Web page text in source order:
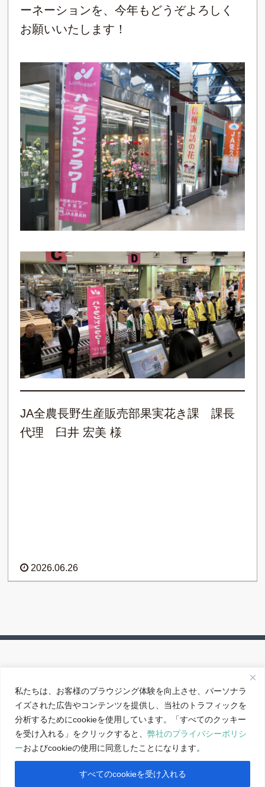
私たちは、お客様のブラウジング体験を向上させ、パーソナラ
イズされた広告やコンテンツを提供し、当社のトラフィックを
分析するためにcookieを使用しています。「すべてのクッキー
を受け入れる」をクリックすると、 弊社のプライバシーポリシ
ーおよびcookieの使用に同意したことになります。
すべてのcookieを受け入れる
ーネーションを、今年もどうぞよろしく
お願いいたします！
JA全農長野生産販売部果実花き課 課長
代理 臼井 宏美 様
2026.06.26
アクセス
サイトポリシー
反社会的勢力に対する基本方針